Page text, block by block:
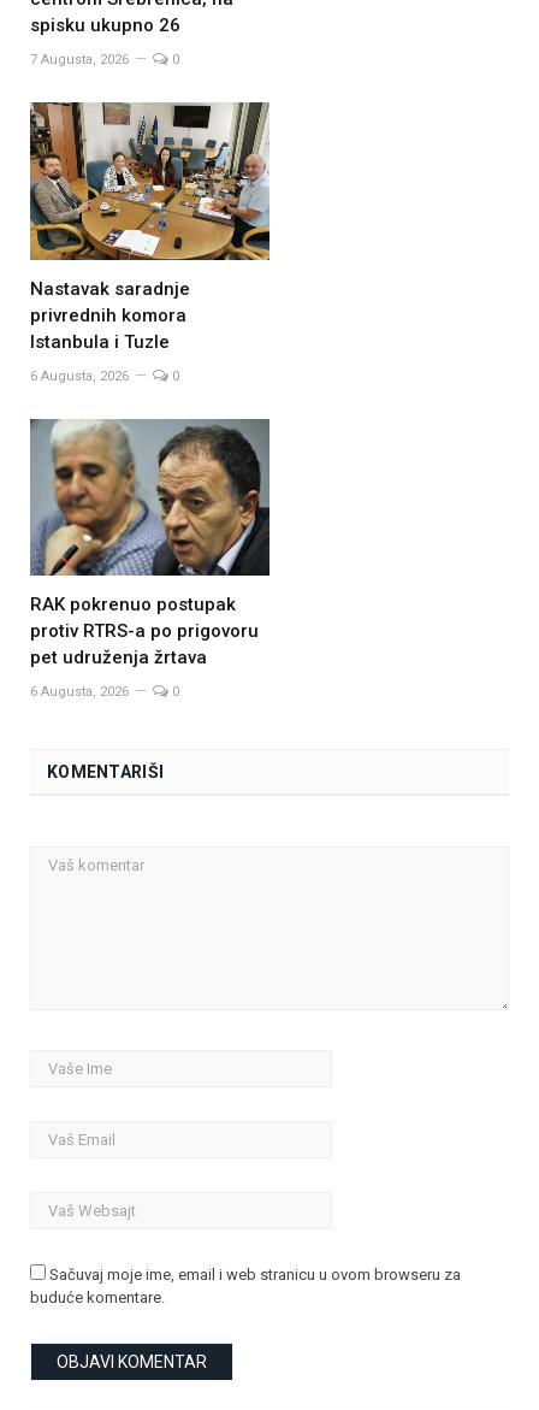
spisku ukupno 26
7 Augusta, 2026 0
Nastavak saradnje
privrednih komora
Istanbula i Tuzle
6 Augusta, 2026 0
RAK pokrenuo postupak
protiv RTRS-a po prigovoru
pet udruženja žrtava
6 Augusta, 2026 0
KOMENTARIŠI
Sačuvaj moje ime, email i web stranicu u ovom browseru za
buduće komentare.